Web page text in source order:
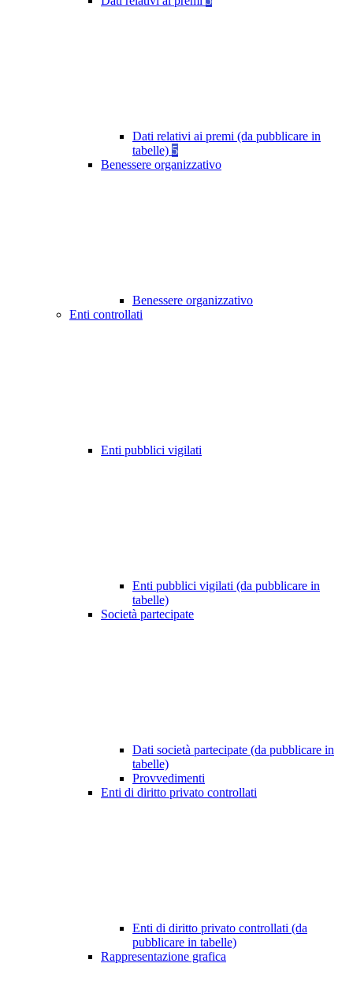
Dati relativi ai premi (da pubblicare in
tabelle) 5
Benessere organizzativo
Benessere organizzativo
Enti controllati
Enti pubblici vigilati
Enti pubblici vigilati (da pubblicare in
tabelle)
Società partecipate
Dati società partecipate (da pubblicare in
tabelle)
Provvedimenti
Enti di diritto privato controllati
Enti di diritto privato controllati (da
pubblicare in tabelle)
Rappresentazione grafica